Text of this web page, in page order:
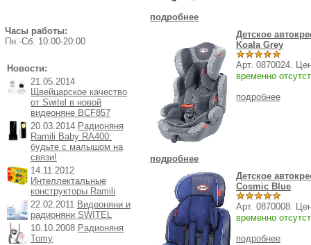
Часы работы:
Пн.-Cб. 10:00-20:00
Новости:
21.05.2014
Щвейцарское качество
от Switel в новой
видеоняне BCF857
20.03.2014 Радионяня
Ramili Baby RA400:
будьте с малышом на
связи!
14.11.2012
Интеллектальные
конструкторы Ramili
22.02.2011 Видеоняни и
радионяни SWITEL
10.10.2008 Радионяня
Tomy
подробнее
подробнее
Детское
Koala Grey
Арт. 0870024.
временно
подробнее
Детское
Cosmic Blue
Арт. 0870008.
временно
подробнее